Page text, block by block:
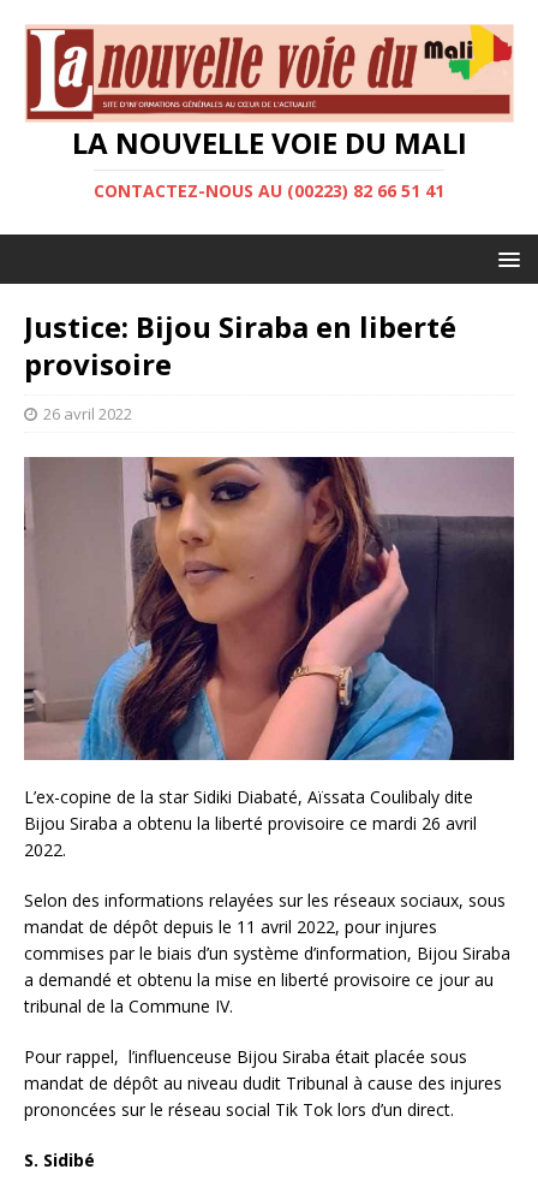
LA NOUVELLE VOIE DU MALI
CONTACTEZ-NOUS AU (00223) 82 66 51 41
Justice: Bijou Siraba en liberté
provisoire
26 avril 2022
L’ex-copine de la star Sidiki Diabaté, Aïssata Coulibaly dite
Bijou Siraba a obtenu la liberté provisoire ce mardi 26 avril
2022.
Selon des informations relayées sur les réseaux sociaux, sous
mandat de dépôt depuis le 11 avril 2022, pour injures
commises par le biais d’un système d’information, Bijou Siraba
a demandé et obtenu la mise en liberté provisoire ce jour au
tribunal de la Commune IV.
Pour rappel, l’influenceuse Bijou Siraba était placée sous
mandat de dépôt au niveau dudit Tribunal à cause des injures
prononcées sur le réseau social Tik Tok lors d’un direct.
S. Sidibé